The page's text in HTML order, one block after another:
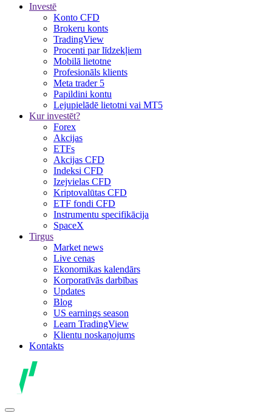
Investē
Konto CFD
Brokeru konts
TradingView
Procenti par līdzekļiem
Mobilā lietotne
Profesionāls klients
Meta trader 5
Papildini kontu
Lejupielādē lietotni vai MT5
Kur investēt?
Forex
Akcijas
ETFs
Akcijas CFD
Indeksi CFD
Izejvielas CFD
Kriptovalūtas CFD
ETF fondi CFD
Instrumentu specifikācija
SpaceX
Tirgus
Market news
Live cenas
Ekonomikas kalendārs
Korporatīvās darbības
Updates
Blog
US earnings season
Learn TradingView
Klientu noskaņojums
Kontakts